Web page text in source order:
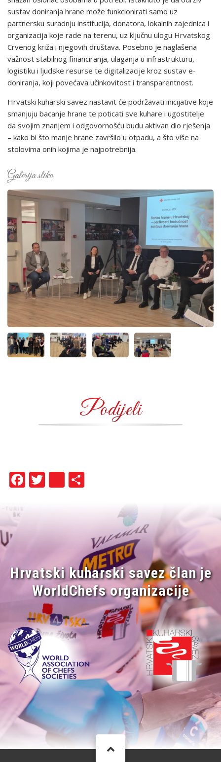
sustav doniranja hrane može funkcionirati samo uz
partnersku suradnju institucija, donatora, lokalnih zajednica i
organizacija koje rade na terenu, uz ključnu ulogu Hrvatskog
Crvenog križa i njegovih društava. Posebno je naglašena
važnost stabilnog financiranja, ulaganja u infrastrukturu,
logistiku i ljudske resurse te digitalizacije kroz sustav e-
doniranja, koji povećava učinkovitost i transparentnost.
Hrvatski kuharski savez nastavit će podržavati inicijative koje
smanjuju bacanje hrane te poticati sve kuhare i ugostitelje
da svojim znanjem i odgovornošću budu aktivan dio rješenja
– kako bi što manje hrane završilo u otpadu, a što više na
stolovima onih kojima je najpotrebnija.
Galerija slika
Podijeli
Facebook
Twitterinstagram
Hrvatski kuharski savez član je
WorldChefs organizacije